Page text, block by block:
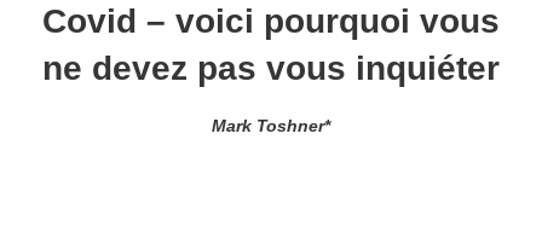
Covid – voici pourquoi vous
ne devez pas vous inquiéter
Mark Toshner*